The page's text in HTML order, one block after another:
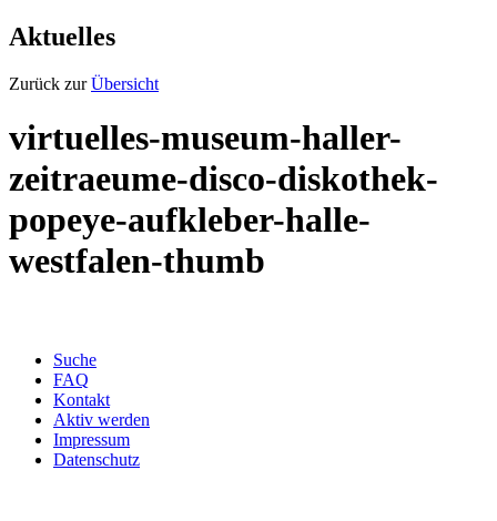
Aktuelles
Zurück zurÜbersicht
virtuelles-museum-haller-
zeitraeume-disco-diskothek-
popeye-aufkleber-halle-
westfalen-thumb
Suche
FAQ
Kontakt
Aktiv werden
Impressum
Datenschutz